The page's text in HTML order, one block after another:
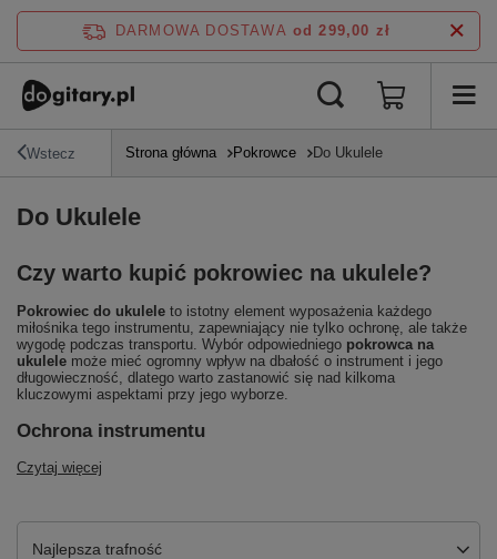
DARMOWA DOSTAWA od 299,00 zł
Wstecz Strona główna Pokrowce Do Ukulele
Do Ukulele
Czy warto kupić pokrowiec na ukulele?
Pokrowiec do ukulele to istotny element wyposażenia każdego
miłośnika tego instrumentu, zapewniający nie tylko ochronę, ale także
wygodę podczas transportu. Wybór odpowiedniego pokrowca na
ukulele może mieć ogromny wpływ na dbałość o instrument i jego
długowieczność, dlatego warto zastanowić się nad kilkoma
kluczowymi aspektami przy jego wyborze.
Ochrona instrumentu
Czytaj więcej
Zmień sortowanie
Najlepsza trafność